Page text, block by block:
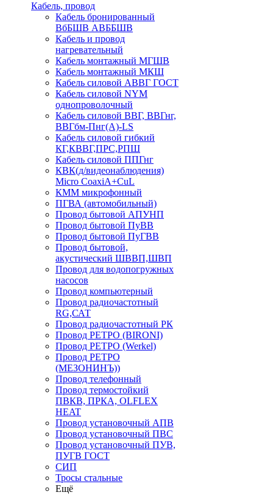
Кабель, провод
Кабель бронированный
ВбБШВ АВББШВ
Кабель и провод
нагревательный
Кабель монтажный МГШВ
Кабель монтажный МКШ
Кабель силовой АВВГ ГОСТ
Кабель силовой NYM
однопроволочный
Кабель силовой ВВГ, ВВГнг,
ВВГбм-Пнг(А)-LS
Кабель силовой гибкий
КГ,КВВГ,ПРС,РПШ
Кабель силовой ППГнг
КВК(д/видеонаблюдения)
Micro CoaxiA+CuL
КММ микрофонный
ПГВА (автомобильный)
Провод бытовой АПУНП
Провод бытовой ПуВВ
Провод бытовой ПуГВВ
Провод бытовой,
акустический ШВВП,ШВП
Провод для водопогружных
насосов
Провод компьютерный
Провод радиочастотный
RG,САТ
Провод радиочастотный РК
Провод РЕТРО (BIRONI)
Провод РЕТРО (Werkel)
Провод РЕТРО
(МЕЗОНИНЪ))
Провод телефонный
Провод термостойкий
ПВКВ, ПРКА, OLFLEX
HEAT
Провод установочный АПВ
Провод установочный ПВС
Провод установочный ПУВ,
ПУГВ ГОСТ
СИП
Тросы стальные
Ещё